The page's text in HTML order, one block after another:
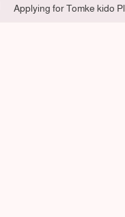
Tomke kido in Helsinki